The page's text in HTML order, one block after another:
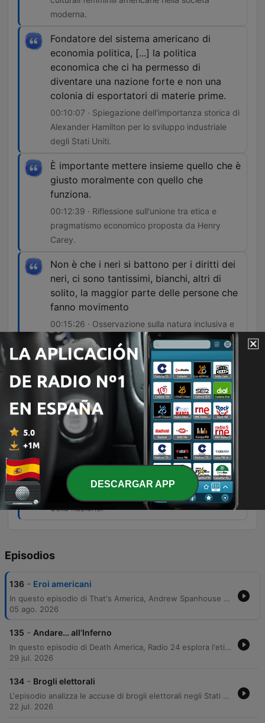
moderna.
Fondatore del sistema americano di
economia politica, [...] la politica
economica che ci ha permesso di
diventare una nazione forte e non una
colonia di esportatori di materie prime.
00:10:07 · Spiegazione dell'importanza storica di
Alexander Hamilton per lo sviluppo industriale
degli Stati Uniti.
È importante mettere insieme quello che è
giusto moralmente con quello che
funziona.
00:12:39 · Riflessione sull'unione tra etica e
pragmatismo economico proposta da Henry
Carey.
Non è che i neri si battono per i diritti dei
neri, ci sono tantissimi, bianchi, altri di
solito, la maggior parte delle persone che
fanno movimento
00:15:26 · Osservazione sulla natura inclusiva e
universale dei movimenti per i diritti civili in
America.
Non è famoso quanti quegli altri, però
riflette secondo me una caratteristica di
molti americani [...] battersi non
semplicemente per la famiglia, il gruppo
etnico, la terra, diventiamo eroi
semplicemente perché per il nostro, ma
per il principio dei diritti e della libertà
00:17:23 · L'autore conclude collegando l'eroismo
del padre alla lotta per i principi fondamentali
della nazione.
Episodios
136 - Eroi americani
In questo episodio di That's America, Andrew Spanhouse esplora il concetto di eroismo negli Stati Uniti, distinguendo tra icone della cultura di massa e figure storiche fondamentali per l'identità nazionale. L'analisi parte dalle icone contemporanee legate all'empowerment e alla filantropia, come Dolly Parton, Oprah Winfrey e Taylor Swift, per poi spostarsi su figure più complesse e controverse come Bill Gates e LeBron James. Il cuore della puntata approfondisce gli eroi personali di Spanhouse, suddivisi tra i pilastri dell'economia politica americana — con riferimenti ad Alexander Hamilton e Henry Carey — e i leader delle battaglie per i diritti civili. Attraverso il racconto di figure come Amelia Boynton Robinson e l'esperienza personale del padre dell'autore durante la Freedom Summer del 1964, l'episodio riflette sul valore dei principi universali di libertà e giustizia sociale oltre le divisioni etniche o politiche.
05 ago. 2026
135 - Andare… all’Inferno
In questo episodio di Death America, Radio 24 esplora l'etimologia bizzarra e le origini storiche dei nomi delle città e degli stati americani. Il viaggio attraversa diverse influenze coloniali, dai coloni francesi e spagnoli alle radici native americane, analizzando come località come New York, Virginia o Florida riflettano il potere di antichi monarchi, esploratori e tradizioni linguistiche. La discussione tocca curiosità legate a nomi provocatori o involontariamente comici, come Truth or Consequences, Intercourse o Hell, Michigan, svelando le storie reali dietro queste denominazioni. L'episodio offre uno sguardo approfondito su come la geografia degli Stati Uniti sia una mappa stratificata di culture europee e indigene.
29 jul. 2026
134 - Brogli elettorali
L'episodio analizza le accuse di brogli elettorali negli Stati Uniti, esaminando le teorie riguardanti l'interferenza cinese e il voto degli immigrati. Viene ripercorsa la storia del sistema di voto americano, dalle antiche pratiche manipolatorie legate alla mafia e al caso JFK fino alle moderne procedure. Il dibattito si estende alle teorie del complotto più recenti, come l'intervento russo nel 2016 e l'ipotesi 'Italygate' nel 2020. Gli interlocutori approfondiscono la struttura decentrata del sistema elettorale statunitense, spiegando come la gestione a livello di singoli stati e contee renda estremamente difficile una manipolazione su larga scala.
22 jul. 2026
DESCARGAR APP